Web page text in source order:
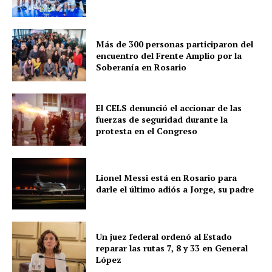
Más de 300 personas participaron del
encuentro del Frente Amplio por la
Soberanía en Rosario
El CELS denunció el accionar de las
fuerzas de seguridad durante la
protesta en el Congreso
Lionel Messi está en Rosario para
darle el último adiós a Jorge, su padre
Un juez federal ordenó al Estado
reparar las rutas 7, 8 y 33 en General
López